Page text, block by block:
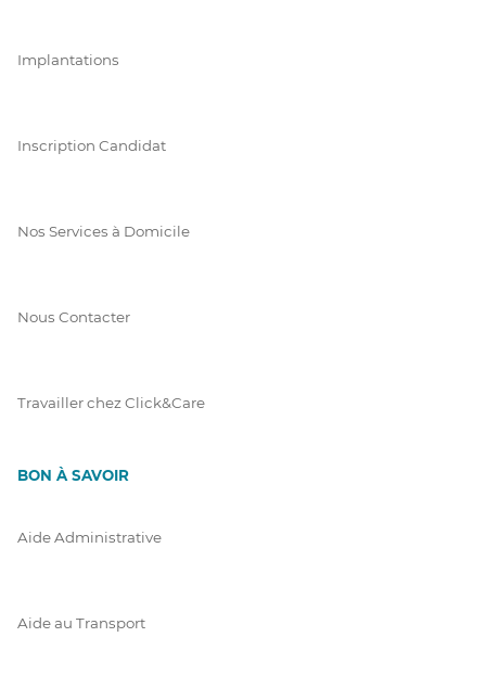
Implantations
Inscription Candidat
Nos Services à Domicile
Nous Contacter
Travailler chez Click&Care
BON À SAVOIR
Aide Administrative
Aide au Transport